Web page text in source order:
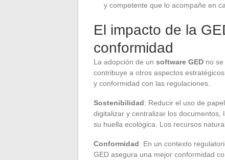
y competente que lo acompañe en
El impacto de la
conformidad
La adopción de un software GED no
contribuye a otros aspectos
y conformidad con las regulaciones.
Sostenibilidad: Reducir el uso de
digitalizar y centralizar los
su huella ecológica. Los recursos
Conformidad: En un contexto
GED asegura una mejor conformidad